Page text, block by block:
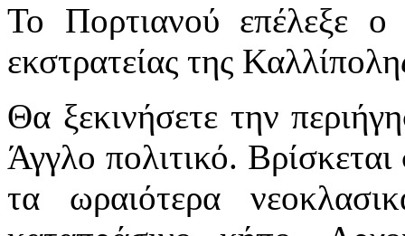
Το Πορτιανού επέλεξε ο
εκστρατείας της
Θα ξεκινήσετε την
Άγγλο πολιτικό.
τα ωραιότερα